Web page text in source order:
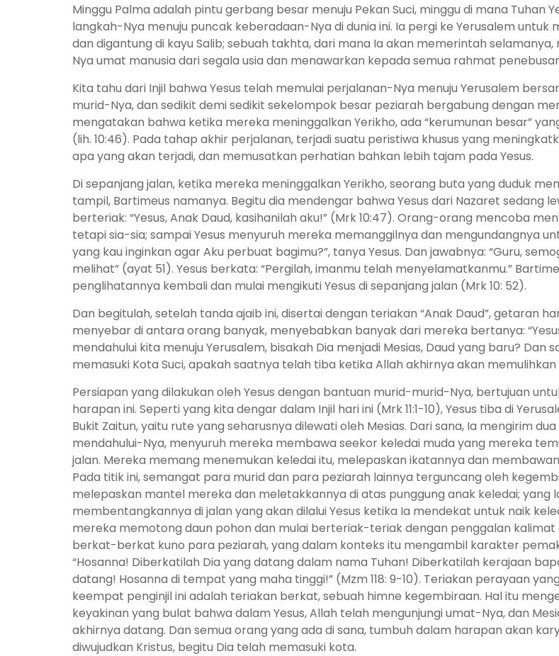
Minggu Palma adalah pintu gerbang besar menuju Pekan Suci, minggu di mana Tuhan
langkah-Nya menuju puncak keberadaan-Nya di dunia ini. Ia pergi ke Yerusalem untuk
dan digantung di kayu Salib; sebuah takhta, dari mana Ia akan memerintah
Nya umat manusia dari segala usia dan menawarkan kepada semua rahmat
Kita tahu dari Injil bahwa Yesus telah memulai perjalanan-Nya menuju Yerusalem
murid-Nya, dan sedikit demi sedikit sekelompok besar peziarah bergabung dengan
mengatakan bahwa ketika mereka meninggalkan Yerikho, ada “kerumunan besar”
(lih. 10:46). Pada tahap akhir perjalanan, terjadi suatu peristiwa khusus yang
apa yang akan terjadi, dan memusatkan perhatian bahkan lebih tajam pada Yesus.
Di sepanjang jalan, ketika mereka meninggalkan Yerikho, seorang buta yang duduk
tampil, Bartimeus namanya. Begitu dia mendengar bahwa Yesus dari Nazaret sedang
berteriak: “Yesus, Anak Daud, kasihanilah aku!” (Mrk 10:47). Orang-orang mencoba
tetapi sia-sia; sampai Yesus menyuruh mereka memanggilnya dan mengundangnya
yang kau inginkan agar Aku perbuat bagimu?”, tanya Yesus. Dan jawabnya: “Guru,
melihat” (ayat 51). Yesus berkata: “Pergilah, imanmu telah menyelamatkanmu.”
penglihatannya kembali dan mulai mengikuti Yesus di sepanjang jalan (Mrk 10: 52).
Dan begitulah, setelah tanda ajaib ini, disertai dengan teriakan “Anak Daud”, getaran
menyebar di antara orang banyak, menyebabkan banyak dari mereka bertanya:
mendahului kita menuju Yerusalem, bisakah Dia menjadi Mesias, Daud yang baru? Dan
memasuki Kota Suci, apakah saatnya telah tiba ketika Allah akhirnya akan memulihkan
Persiapan yang dilakukan oleh Yesus dengan bantuan murid-murid-Nya, bertujuan
harapan ini. Seperti yang kita dengar dalam Injil hari ini (Mrk 11:1-10), Yesus tiba di
Bukit Zaitun, yaitu rute yang seharusnya dilewati oleh Mesias. Dari sana, Ia mengirim
mendahului-Nya, menyuruh mereka membawa seekor keledai muda yang mereka
jalan. Mereka memang menemukan keledai itu, melepaskan ikatannya dan
Pada titik ini, semangat para murid dan para peziarah lainnya terguncang oleh
melepaskan mantel mereka dan meletakkannya di atas punggung anak keledai; yang
membentangkannya di jalan yang akan dilalui Yesus ketika Ia mendekat untuk naik
mereka memotong daun pohon dan mulai berteriak-teriak dengan penggalan kalimat
berkat-berkat kuno para peziarah, yang dalam konteks itu mengambil karakter
“Hosanna! Diberkatilah Dia yang datang dalam nama Tuhan! Diberkatilah kerajaan
datang! Hosanna di tempat yang maha tinggi!” (Mzm 118: 9-10). Teriakan perayaan
keempat penginjil ini adalah teriakan berkat, sebuah himne kegembiraan. Hal itu
keyakinan yang bulat bahwa dalam Yesus, Allah telah mengunjungi umat-Nya, dan
akhirnya datang. Dan semua orang yang ada di sana, tumbuh dalam harapan akan
diwujudkan Kristus, begitu Dia telah memasuki kota.